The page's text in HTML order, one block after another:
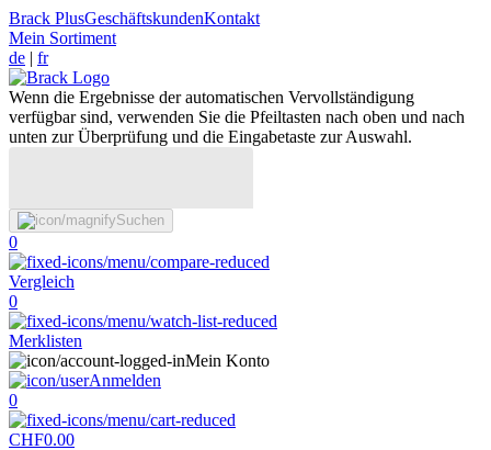
Brack PlusGeschäftskundenKontakt
Mein Sortiment
de | fr
Wenn die Ergebnisse der automatischen Vervollständigung
verfügbar sind, verwenden Sie die Pfeiltasten nach oben und nach
unten zur Überprüfung und die Eingabetaste zur Auswahl.
Suchen
0
Vergleich
0
Merklisten
Mein Konto
Anmelden
0
CHF0.00